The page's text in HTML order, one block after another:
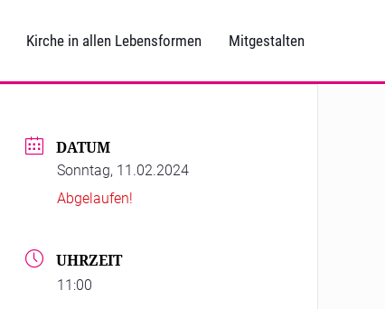
Kirche in allen Lebensformen Mitgestalten
DATUM
Sonntag, 11.02.2024
Abgelaufen!
UHRZEIT
11:00